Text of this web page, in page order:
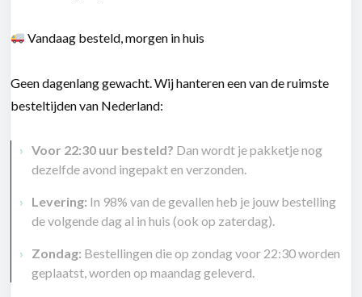
Vandaag besteld, morgen in huis
Geen dagenlang gewacht. Wij hanteren een van de ruimste
besteltijden van Nederland:
Voor 22:30 uur besteld? Dan wordt je pakketje nog
dezelfde avond ingepakt en verzonden.
Levering: In 98% van de gevallen heb je jouw bestelling
de volgende dag al in huis (ook op zaterdag).
Zondag: Bestellingen die op zondag voor 22:30 worden
geplaatst, worden op maandag geleverd.